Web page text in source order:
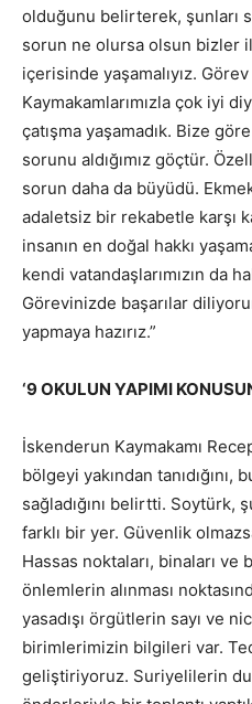
olduğunu belirterek, şunları
sorun ne olursa olsun bizler
içerisinde yaşamalıyız.
Kaymakamlarımızla çok iyi
çatışma yaşamadık. Bize
sorunu aldığımız göçtür.
sorun daha da büyüdü.
adaletsiz bir rekabetle karşı
insanın en doğal hakkı
kendi vatandaşlarımızın da
Görevinizde başarılar
yapmaya hazırız.”
‘9 OKULUN YAPIMI
İskenderun Kaymakamı
bölgeyi yakından
sağladığını belirtti. Soytürk,
farklı bir yer. Güvenlik
Hassas noktaları, binaları
önlemlerin alınması
yasadışı örgütlerin sayı ve
birimlerimizin bilgileri var.
geliştiriyoruz. Suriyelilerin